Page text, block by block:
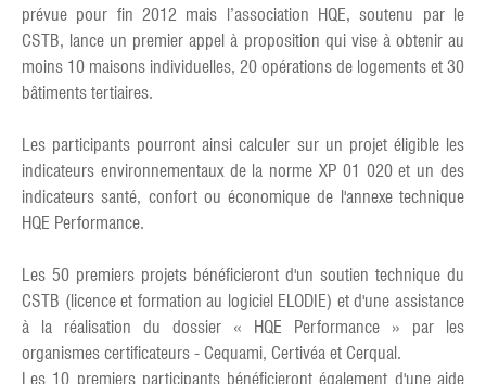
prévue pour fin 2012 mais l’association HQE, soutenu par le
CSTB, lance un premier appel à proposition qui vise à obtenir au
moins 10 maisons individuelles, 20 opérations de logements et 30
bâtiments tertiaires.
Les participants pourront ainsi calculer sur un projet éligible les
indicateurs environnementaux de la norme XP 01 020 et un des
indicateurs santé, confort ou économique de l'annexe technique
HQE Performance.
Les 50 premiers projets bénéficieront d'un soutien technique du
CSTB (licence et formation au logiciel ELODIE) et d'une assistance
à la réalisation du dossier « HQE Performance » par les
organismes certificateurs - Cequami, Certivéa et Cerqual.
Les 10 premiers participants bénéficieront également d'une aide